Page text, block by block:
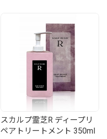
スカルプ霊芝R ディープリ
ペアトリートメント 350ml